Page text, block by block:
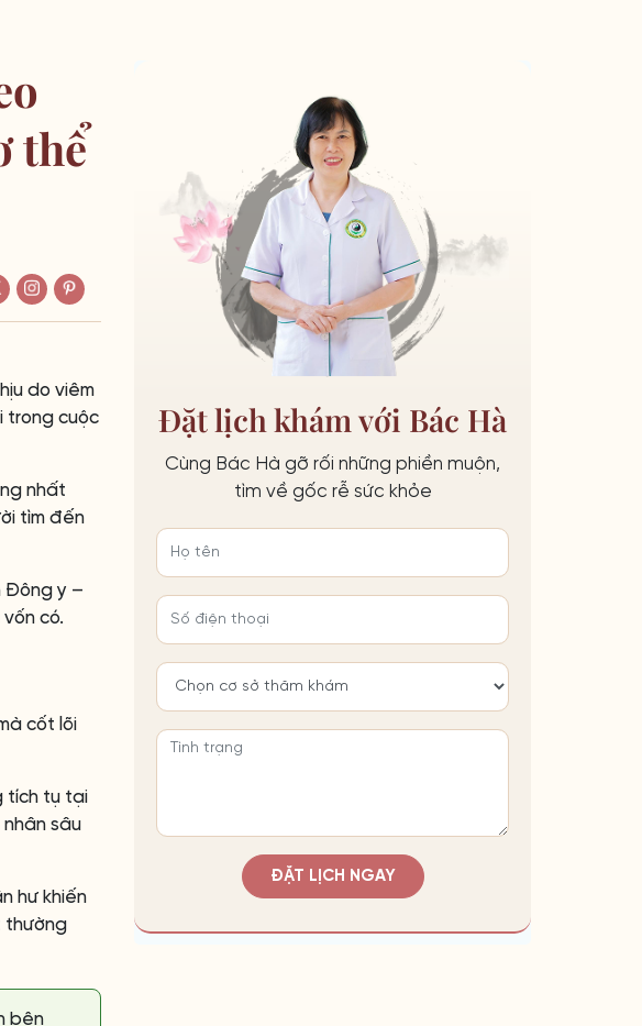
thể
do viêm
trong cuộc
nhất
tìm đến
Đông y –
có.
cốt lõi
tích tụ tại
sâu
hư khiến
thường
bên
Đặt lịch khám với Bác Hà
Cùng Bác Hà gỡ rối những phiền muộn,
tìm về gốc rễ sức khỏe
ĐẶT LỊCH NGAY